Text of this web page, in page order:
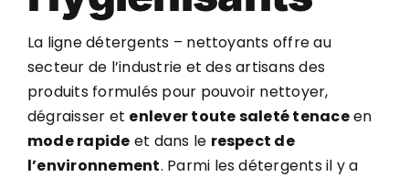
La ligne détergents – nettoyants offre au
secteur de l’industrie et des artisans des
produits formulés pour pouvoir nettoyer,
dégraisser et enlever toute saleté tenaceen
mode rapide et dans le respect de
l’environnement. Parmi les détergents il y a